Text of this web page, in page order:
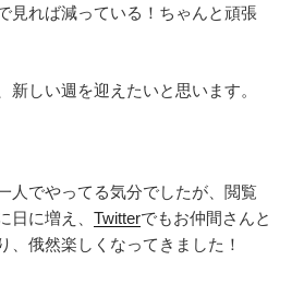
見れば減っている！ちゃんと頑張
しい週を迎えたいと思います。
人でやってる気分でしたが、閲覧
日に増え、 Twitterでもお仲間さんと
、俄然楽しくなってきました！